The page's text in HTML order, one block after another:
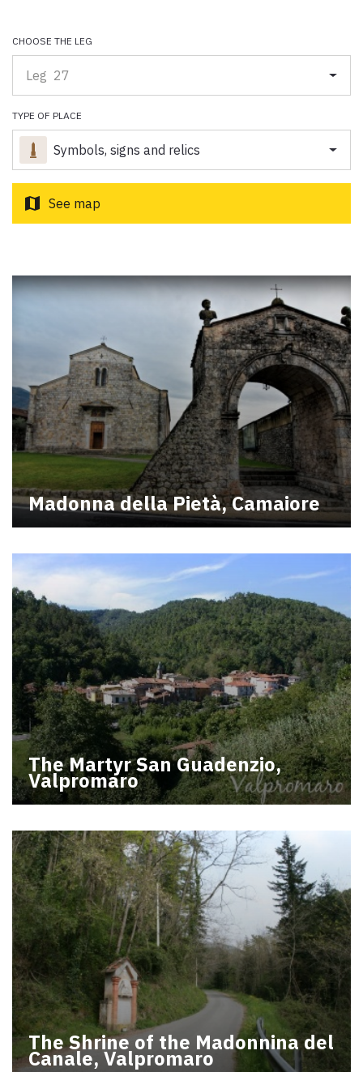
ENGLISH keyboard_arrow_up
CHOOSE THE LEG
Leg 27
TYPE OF PLACE
Symbols, signs and relics
map See map
Madonna della Pietà, Camaiore
The Martyr San Guadenzio,
Valpromaro
The Shrine of the Madonnina del
Canale, Valpromaro